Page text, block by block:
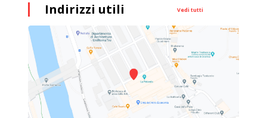
Indirizzi utili Vedi tutti